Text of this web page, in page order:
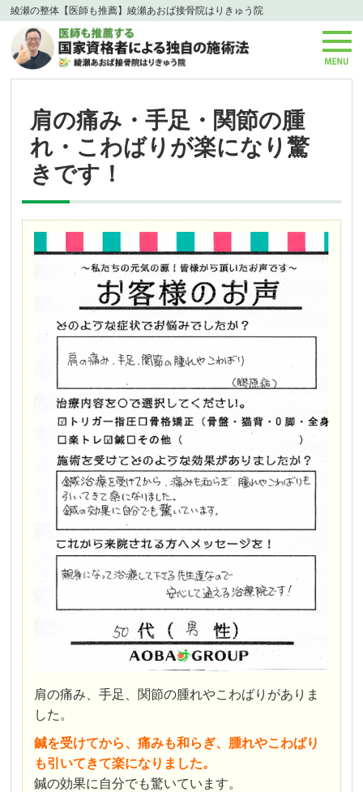
綾瀬の整体【医師も推薦】綾瀬あおば接骨院はりきゅう院
肩の痛み・手足・関節の腫
れ・こわばりが楽になり驚
きです！
肩の痛み、手足、関節の腫れやこわばりがありま
した。
鍼を受けてから、痛みも和らぎ、腫れやこわばり
も引いてきて楽になりました。
鍼の効果に自分でも驚いています。